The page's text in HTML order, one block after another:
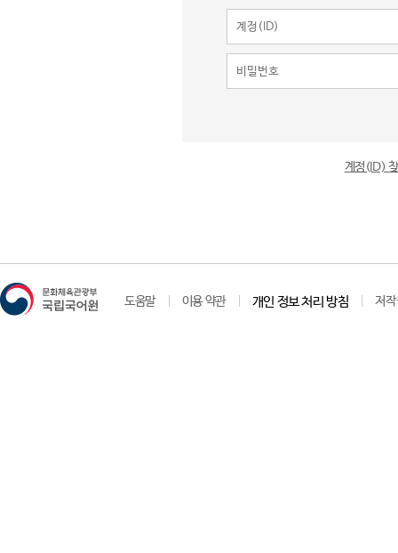
계정(ID)
도움말 이용 약관 개인 정보 처리 방침 저